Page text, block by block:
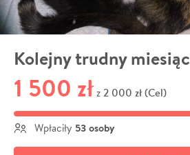
Kolejny trudny miesiąc
1 500 zł z 2 000 zł (Cel)
Wpłaciły 53 osoby